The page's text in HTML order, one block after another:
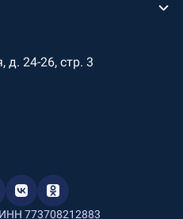
д. 24-26, стр. 3
ИНН 773708212883